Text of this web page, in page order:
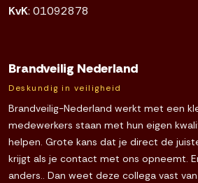
KvK: 01092878
Brandveilig Nederland
Deskundig in veiligheid
Brandveilig-Nederland werkt met een
medewerkers staan met hun eigen
helpen. Grote kans dat je direct de
krijgt als je contact met ons opneemt.
anders.. Dan weet deze collega vast